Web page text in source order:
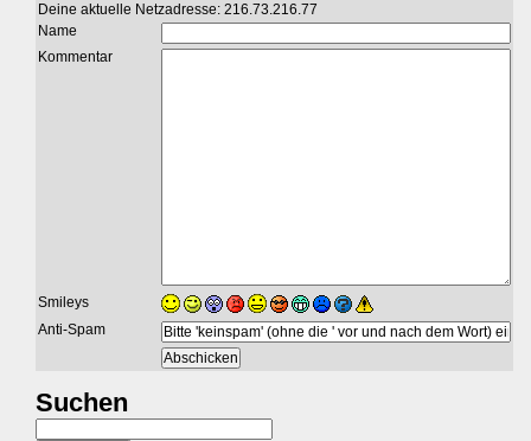
Deine aktuelle Netzadresse: 216.73.216.77
Name
Kommentar
Smileys
Anti-Spam
Suchen